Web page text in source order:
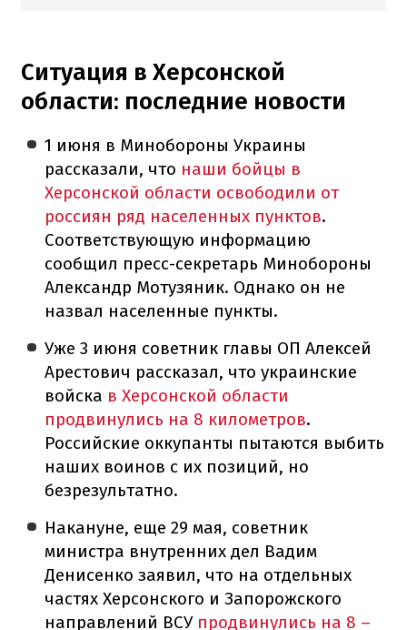
Ситуация в Херсонской
области: последние новости
1 июня в Минобороны Украины
рассказали, что наши бойцы в
Херсонской области освободили от
россиян ряд населенных пунктов.
Соответствующую информацию
сообщил пресс-секретарь Минобороны
Александр Мотузяник. Однако он не
назвал населенные пункты.
Уже 3 июня советник главы ОП Алексей
Арестович рассказал, что украинские
войска в Херсонской области
продвинулись на 8 километров.
Российские оккупанты пытаются выбить
наших воинов с их позиций, но
безрезультатно.
Накануне, еще 29 мая, советник
министра внутренних дел Вадим
Денисенко заявил, что на отдельных
частях Херсонского и Запорожского
направлений ВСУ продвинулись на 8 –